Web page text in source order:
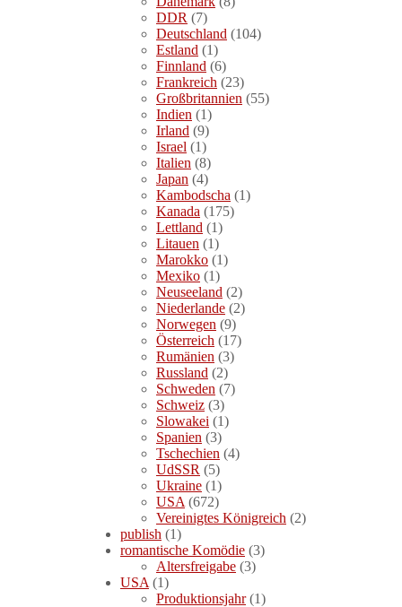
DDR (7)
Deutschland (104)
Estland (1)
Finnland (6)
Frankreich (23)
Großbritannien (55)
Indien (1)
Irland (9)
Israel (1)
Italien (8)
Japan (4)
Kambodscha (1)
Kanada (175)
Lettland (1)
Litauen (1)
Marokko (1)
Mexiko (1)
Neuseeland (2)
Niederlande (2)
Norwegen (9)
Österreich (17)
Rumänien (3)
Russland (2)
Schweden (7)
Schweiz (3)
Slowakei (1)
Spanien (3)
Tschechien (4)
UdSSR (5)
Ukraine (1)
USA (672)
Vereinigtes Königreich (2)
publish (1)
romantische Komödie (3)
Altersfreigabe (3)
USA (1)
Produktionsjahr(1)